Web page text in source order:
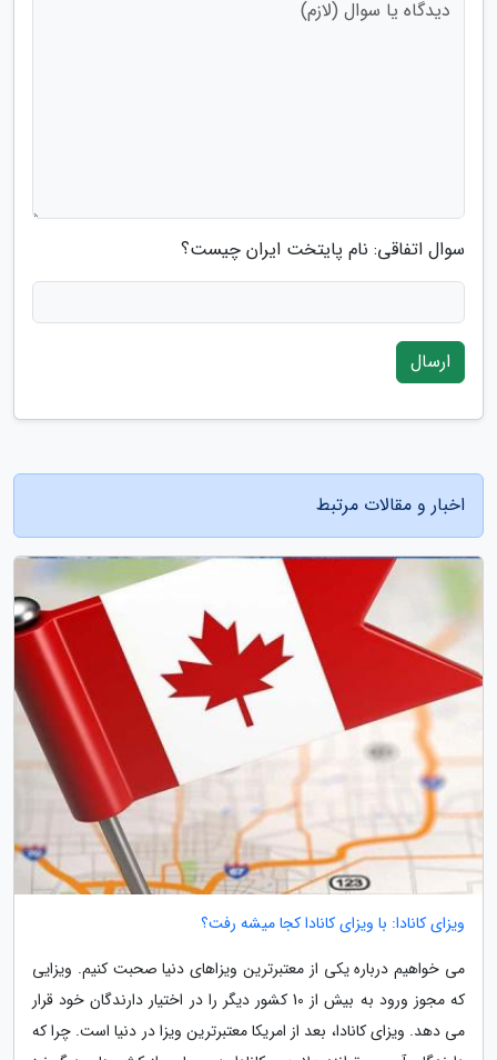
سوال اتفاقی: نام پایتخت ایران چیست؟
ارسال
اخبار و مقالات مرتبط
ویزای کانادا: با ویزای کانادا کجا میشه رفت؟
می خواهیم درباره یکی از معتبرترین ویزاهای دنیا صحبت کنیم. ویزایی
که مجوز ورود به بیش از 10 کشور دیگر را در اختیار دارندگان خود قرار
می دهد. ویزای کانادا، بعد از امریکا معتبرترین ویزا در دنیا است. چرا که